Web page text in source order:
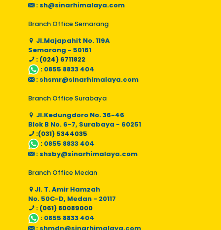
: sh@sinarhimalaya.com
Branch Office Semarang
Jl.Majapahit No. 119A
Semarang - 50161
: (024) 6711822
: 0855 8833 404
: shsmr@sinarhimalaya.com
Branch Office Surabaya
Jl.Kedungdoro No. 36-46
Blok B No. 6-7, Surabaya - 60251
:(031) 5344035
: 0855 8833 404
: shsby@sinarhimalaya.com
Branch Office Medan
Jl. T. Amir Hamzah
No. 50C-D, Medan - 20117
: (061) 80089000
: 0855 8833 404